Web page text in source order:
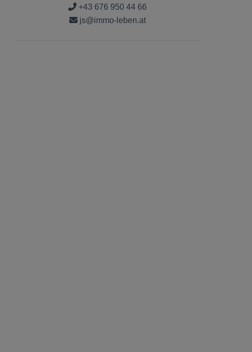
+43 676 950 44 66
js@immo-leben.at